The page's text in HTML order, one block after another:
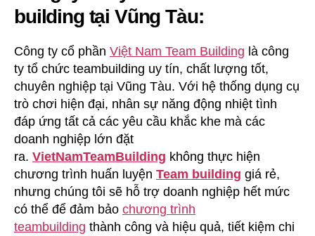
building tại Vũng Tàu:
Công ty cổ phần Việt Nam Team Building là công
ty tổ chức teambuilding uy tín, chất lượng tốt,
chuyên nghiệp tại Vũng Tàu. Với hệ thống dụng cụ
trò chơi hiện đại, nhân sự năng động nhiệt tình
đáp ứng tất cả các yêu cầu khắc khe mà các
doanh nghiệp lớn đặt
ra. VietNamTeamBuilding không thực hiện
chương trình huấn luyện Team building giá rẻ,
nhưng chúng tôi sẽ hỗ trợ doanh nghiệp hết mức
có thể để đảm bảo chương trình
teambuilding thành công và hiệu quả, tiết kiệm chi